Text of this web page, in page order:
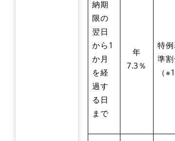
納期
限の
翌日
から1
か月
を経
過す
る日
まで
年
7.3％
特
準
（※1